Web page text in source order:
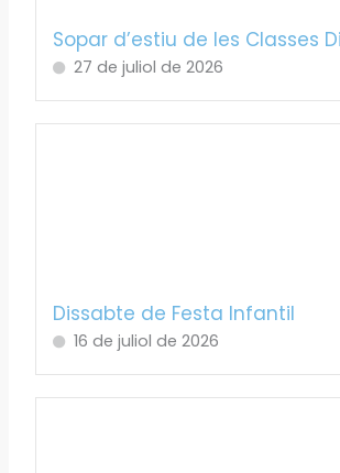
Sopar d’estiu de les Classes
27 de juliol de 2026
Dissabte de Festa Infantil
16 de juliol de 2026